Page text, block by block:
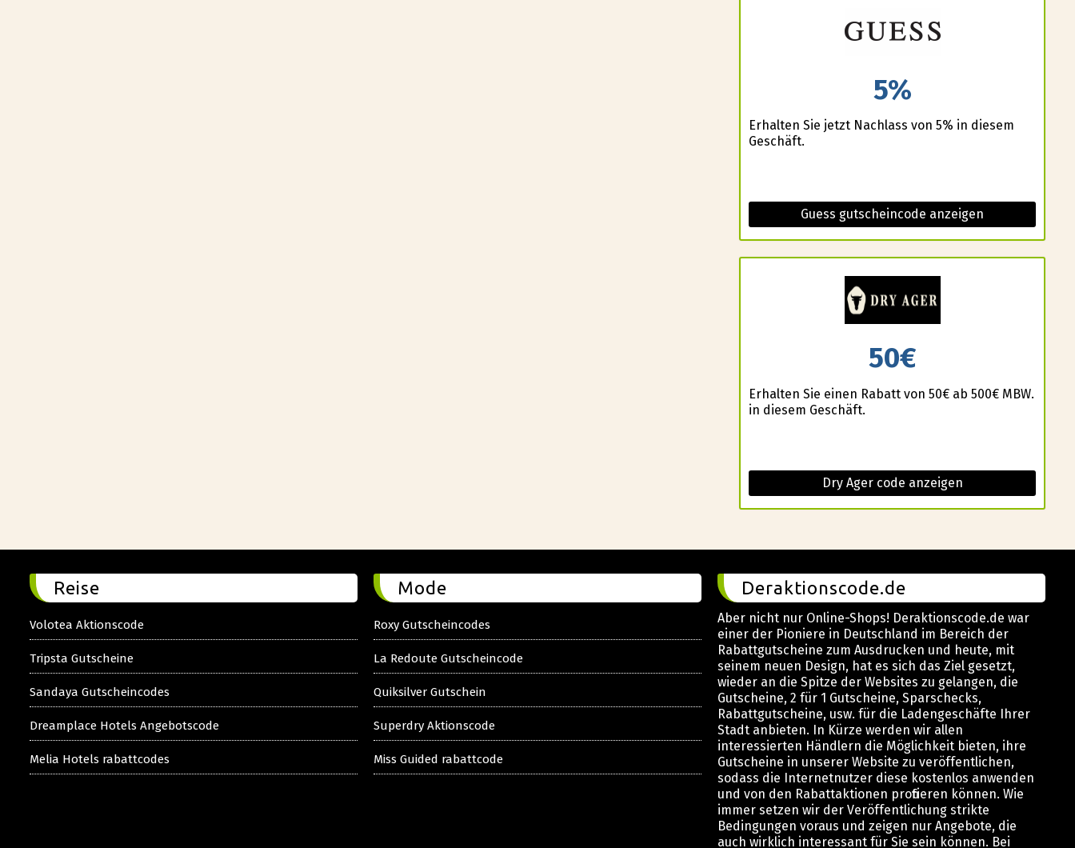
5%
Erhalten Sie jetzt Nachlass von 5% in diesem
Geschäft.
Guess gutscheincode anzeigen
50€
Erhalten Sie einen Rabatt von 50€ ab 500€ MBW.
in diesem Geschäft.
Dry Ager code anzeigen
Reise
Volotea Aktionscode
Tripsta Gutscheine
Sandaya Gutscheincodes
Dreamplace Hotels Angebotscode
Melia Hotels rabattcodes
Mode
Roxy Gutscheincodes
La Redoute Gutscheincode
Quiksilver Gutschein
Superdry Aktionscode
Miss Guided rabattcode
Deraktionscode.de
Aber nicht nur Online-Shops! Deraktionscode.de war
einer der Pioniere in Deutschland im Bereich der
Rabattgutscheine zum Ausdrucken und heute, mit
seinem neuen Design, hat es sich das Ziel gesetzt,
wieder an die Spitze der Websites zu gelangen, die
Gutscheine, 2 für 1 Gutscheine, Sparschecks,
Rabattgutscheine, usw. für die Ladengeschäfte Ihrer
Stadt anbieten. In Kürze werden wir allen
interessierten Händlern die Möglichkeit bieten, ihre
Gutscheine in unserer Website zu veröffentlichen,
sodass die Internetnutzer diese kostenlos anwenden
und von den Rabattaktionen profitieren können. Wie
immer setzen wir der Veröffentlichung strikte
Bedingungen voraus und zeigen nur Angebote, die
auch wirklich interessant für Sie sein können. Bei